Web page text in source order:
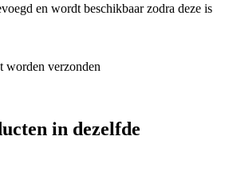
en wordt beschikbaar zodra deze is
worden verzonden
in dezelfde